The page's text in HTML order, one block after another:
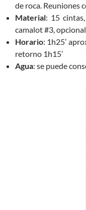
de roca. Reuniones
Material: 15
camalot #3,
Horario: 1h25’
retorno 1h15’
Agua: se puede